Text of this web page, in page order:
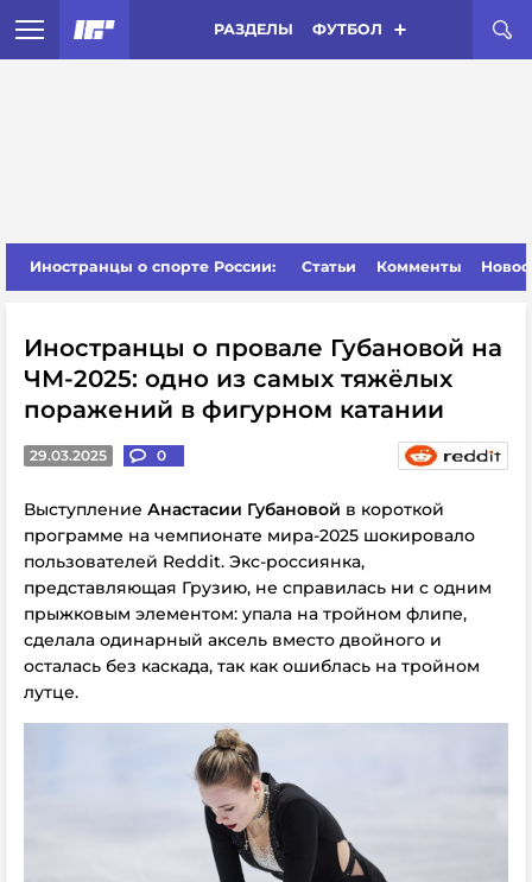
РАЗДЕЛЫ ФУТБОЛ
Иностранцы о спорте России: Статьи Комменты
Иностранцы о провале Губановой на
ЧМ-2025: одно из самых тяжёлых
поражений в фигурном катании
29.03.2025 0
Выступление Анастасии Губановой в короткой
программе на чемпионате мира-2025 шокировало
пользователей Reddit. Экс-россиянка,
представляющая Грузию, не справилась ни с одним
прыжковым элементом: упала на тройном флипе,
сделала одинарный аксель вместо двойного и
осталась без каскада, так как ошиблась на тройном
лутце.